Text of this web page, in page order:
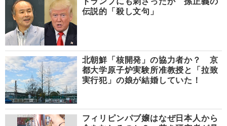
伝説的「殺し文句」
北朝鮮「核開発」の協力者か？ 京
都大学原子炉実験所准教授と「拉致
実行犯」の娘が結婚していた！
フィリピンパブ嬢はなぜ日本人から